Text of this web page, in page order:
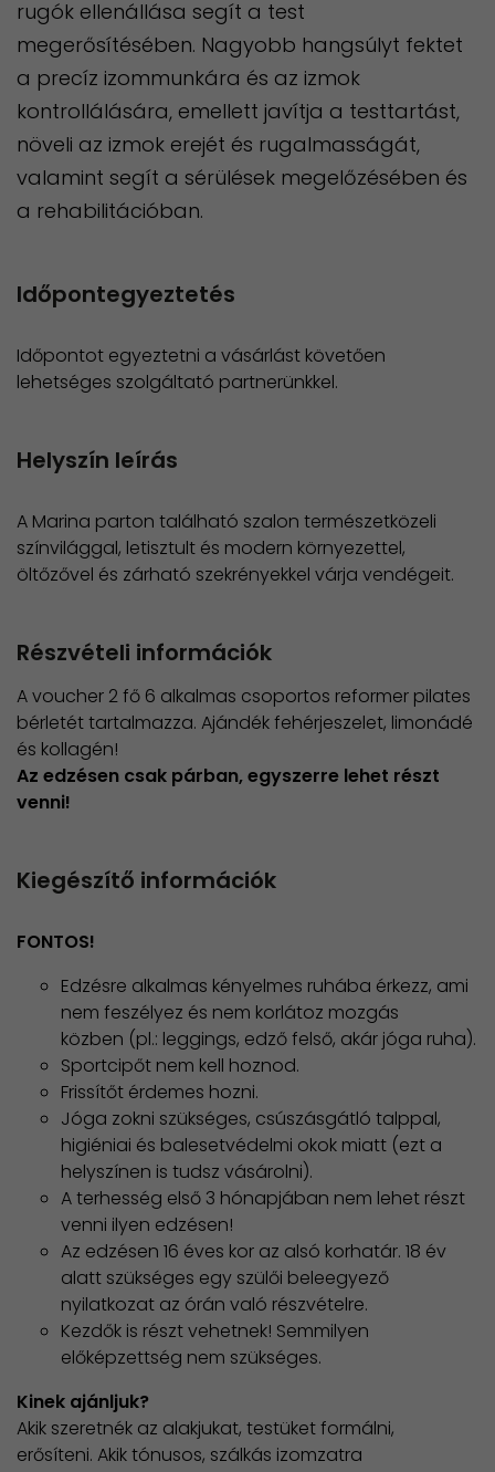
rugók ellenállása segít a test
megerősítésében. Nagyobb hangsúlyt fektet
a precíz izommunkára és az izmok
kontrollálására, emellett javítja a testtartást,
növeli az izmok erejét és rugalmasságát,
valamint segít a sérülések megelőzésében és
a rehabilitációban.
Időpontegyeztetés
Időpontot egyeztetni a vásárlást követően
lehetséges szolgáltató partnerünkkel.
Helyszín leírás
A Marina parton található szalon természetközeli
színvilággal, letisztult és modern környezettel,
öltőzővel és zárható szekrényekkel várja vendégeit.
Részvételi információk
A voucher 2 fő 6 alkalmas csoportos reformer pilates
bérletét tartalmazza. Ajándék fehérjeszelet, limonádé
és kollagén!
Az edzésen csak párban, egyszerre lehet részt
venni!
Kiegészítő információk
FONTOS!
Edzésre alkalmas kényelmes ruhába érkezz, ami
nem feszélyez és nem korlátoz mozgás
közben (pl.: leggings, edző felső, akár jóga ruha).
Sportcipőt nem kell hoznod.
Frissítőt érdemes hozni.
Jóga zokni szükséges, csúszásgátló talppal,
higiéniai és balesetvédelmi okok miatt (ezt a
helyszínen is tudsz vásárolni).
A terhesség első 3 hónapjában nem lehet részt
venni ilyen edzésen!
Az edzésen 16 éves kor az alsó korhatár. 18 év
alatt szükséges egy szülői beleegyező
nyilatkozat az órán való részvételre.
Kezdők is részt vehetnek! Semmilyen
előképzettség nem szükséges.
​Kinek ajánljuk?
Akik szeretnék az alakjukat, testüket formálni,
erősíteni. Akik tónusos, szálkás izomzatra